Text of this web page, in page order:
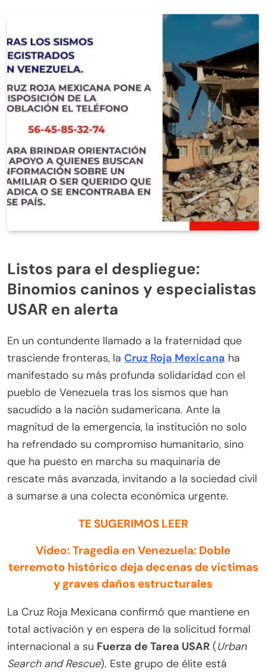
Listos para el despliegue:
Binomios caninos y especialistas
USAR en alerta
En un contundente llamado a la fraternidad que
trasciende fronteras, la Cruz Roja Mexicana ha
manifestado su más profunda solidaridad con el
pueblo de Venezuela tras los sismos que han
sacudido a la nación sudamericana. Ante la
magnitud de la emergencia, la institución no solo
ha refrendado su compromiso humanitario, sino
que ha puesto en marcha su maquinaria de
rescate más avanzada, invitando a la sociedad civil
a sumarse a una colecta económica urgente.
TE SUGERIMOS LEER
Video: Tragedia en Venezuela: Doble
terremoto histórico deja decenas de víctimas
y graves daños estructurales
La Cruz Roja Mexicana confirmó que mantiene en
total activación y en espera de la solicitud formal
internacional a su Fuerza de Tarea USAR (Urban
Search and Rescue). Este grupo de élite está